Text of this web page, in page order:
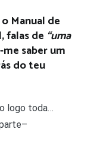
Manual de
falas de “uma
saber um
do teu
logo toda…